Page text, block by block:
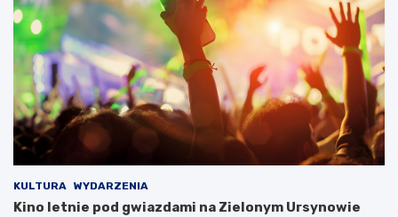
k
i
m
d
a
d
z
e
c
i
KULTURA WYDARZENIA
Kino letnie pod gwiazdami na Zielonym Ursynowie